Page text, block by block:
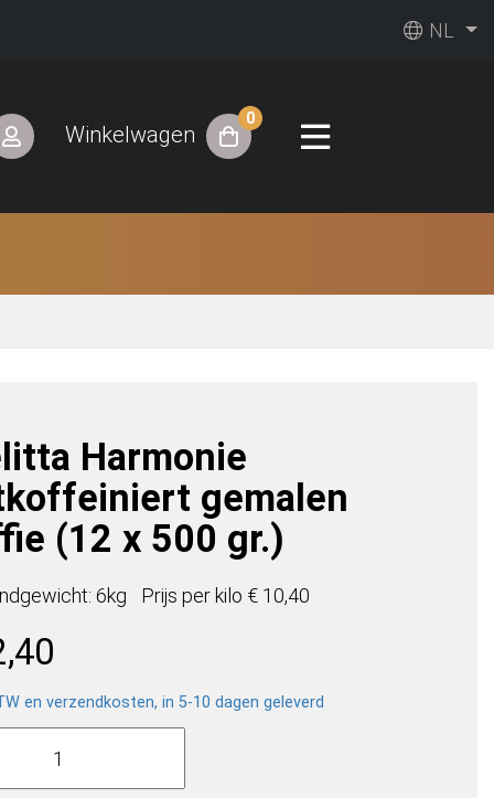
NL
Winkelwagen
0
Harmonie
gemalen
(12 x 500 gr.)
6kg Prijs per kilo € 10,40
en verzendkosten, in 5-10 dagen geleverd